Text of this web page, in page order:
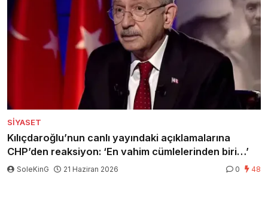
SIYASET
Kılıçdaroğlu’nun canlı yayındaki açıklamalarına
CHP’den reaksiyon: ‘En vahim cümlelerinden biri…’
SoleKinG 21 Haziran 2026 0 48